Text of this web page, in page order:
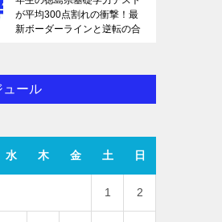
が平均300点割れの衝撃！最
新ボーダーラインと逆転の合
ュール
水 木 金 土 日
1 2